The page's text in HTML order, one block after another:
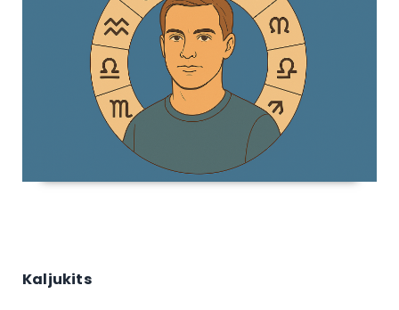
Kaljukits